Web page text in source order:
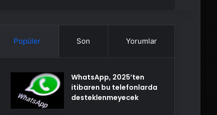
Popüler Son Yorumlar
WhatsApp, 2025’ten
itibaren bu telefonlarda
desteklenmeyecek